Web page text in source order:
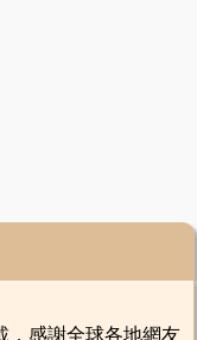
感謝全球各地網友